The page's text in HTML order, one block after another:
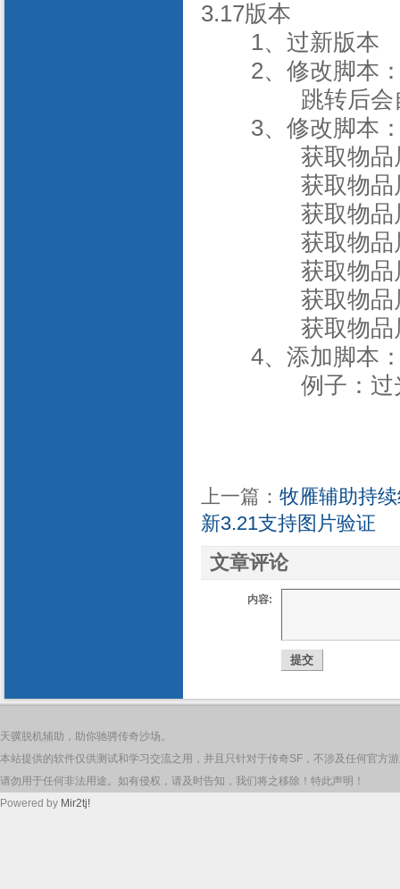
3.17版本
1、过新版本
2、修改脚本
跳转后
3、修改脚本
获取物品
获取物品
获取物品
获取物品
获取物品
获取物品
获取物品
4、添加脚本
例子：过
上一篇： 牧雁辅助持
新3.21支持图片验证
文章评论
内容:
天骥脱机辅助，助你驰骋传奇沙场。
本站提供的软件仅供测试和学习交流之用，并且只针对于传奇SF，不涉及任何官方
请勿用于任何非法用途。如有侵权，请及时告知，我们将之移除！特此声明！
Powered by Mir2tj!